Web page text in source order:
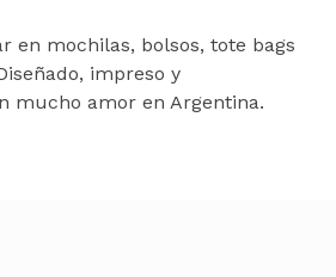
en mochilas, bolsos, tote bags
impreso y
mucho amor en Argentina.